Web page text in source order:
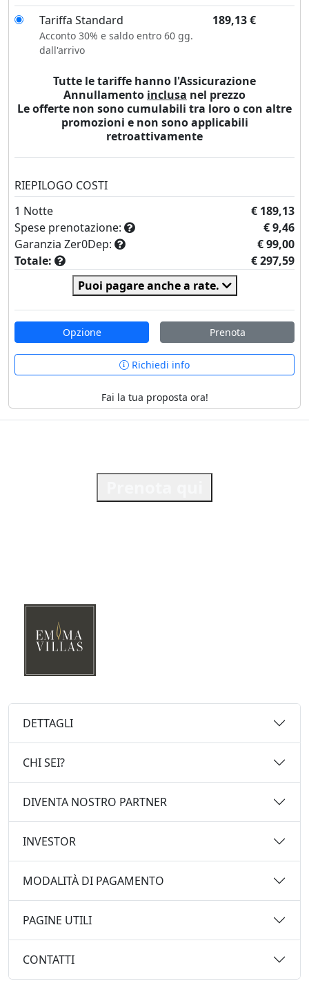
Tariffa Standard
189,13€
Acconto 30% e saldo entro 60 gg.
dall'arrivo
Tutte le tariffe hanno l'Assicurazione
Annullamento inclusa nel prezzo
Le offerte non sono cumulabili tra loro o con altre
promozioni e non sono applicabili
retroattivamente
RIEPILOGO COSTI
1 Notte
€ 189,13
Spese prenotazione:
€ 9,46
Garanzia Zer0Dep:
€ 99,00
Totale:
€ 297,59
Puoi pagare anche a rate.
Opzione Prenota
Richiedi info
Fai la tua proposta ora!
DETTAGLI
CHI SEI?
DIVENTA NOSTRO PARTNER
INVESTOR
MODALITÀ DI PAGAMENTO
PAGINE UTILI
CONTATTI